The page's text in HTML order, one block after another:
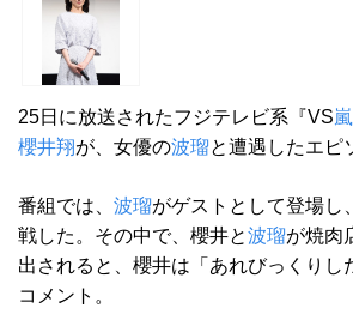
25日に放送されたフジテレビ系『VS嵐
櫻井翔が、女優の波瑠と遭遇したエピ
番組では、 波瑠がゲストとして登場し
戦した。その中で、櫻井と波瑠が焼肉
出されると、櫻井は「あれびっくりし
コメント。